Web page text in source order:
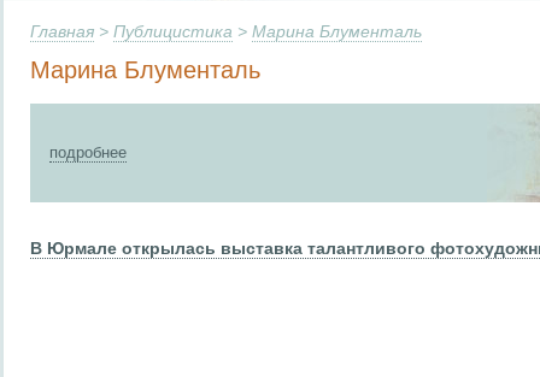
Главная > Публицистика > Марина Блументаль
Марина Блументаль
подробнее
В Юрмале открылась выставка талантливого